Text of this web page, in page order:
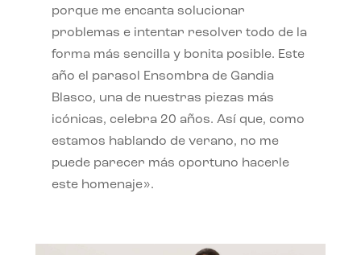
porque me encanta solucionar
problemas e intentar resolver todo de la
forma más sencilla y bonita posible. Este
año el parasol Ensombra de Gandia
Blasco, una de nuestras piezas más
icónicas, celebra 20 años. Así que, como
estamos hablando de verano, no me
puede parecer más oportuno hacerle
este homenaje».